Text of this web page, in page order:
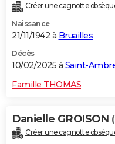
Créer une cagnotte
Naissance
21/11/1942 à Bruailles
Décès
10/02/2025 à Saint-
Famille THOMAS
Danielle GROISON
Créer une cagnotte